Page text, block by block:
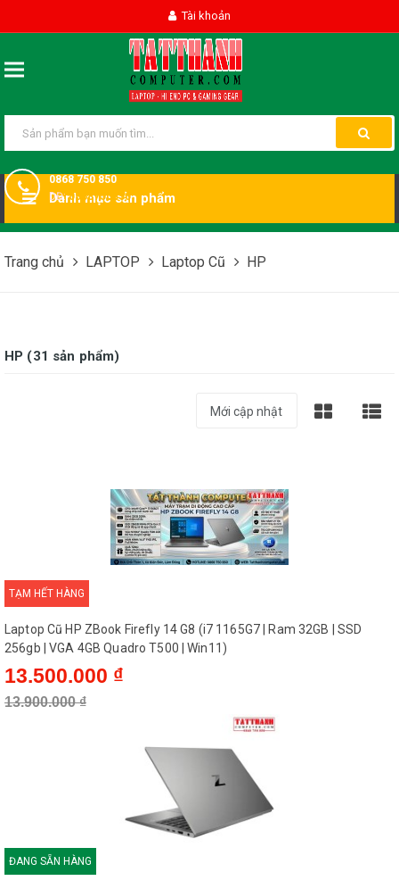
Tài khoản
0868 750 850
DĐ:0868750850
Danh mục sản phẩm
Trang chủ LAPTOP Laptop Cũ HP
HP (31 sản phẩm)
TẠM HẾT HÀNG
Laptop Cũ HP ZBook Firefly 14 G8 (i7 1165G7 | Ram 32GB | SSD
256gb | VGA 4GB Quadro T500 | Win11)
13.500.000 ₫
13.900.000 ₫
ĐANG SẴN HÀNG